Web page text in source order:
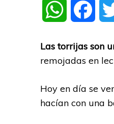
WhatsApp
Las torrijas son
remojadas en
Hoy en día se
hacían con una